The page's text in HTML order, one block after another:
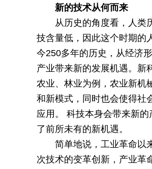
新的技术从何而来
从历史的角度看，人类
技含量低，因此这个时期的
今250多年的历史，从经济
产业带来新的发展机遇。新
农业、林业为例，农业新机
和新模式，同时也会使得社
应用。 科技本身会带来新
了前所未有的新机遇。
简单地说，工业革命以
次技术的变革创新，产业革